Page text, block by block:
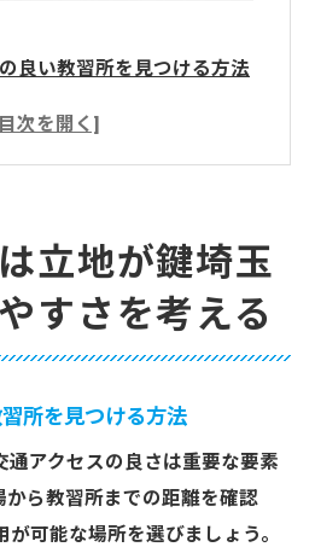
良い教習所を見つける方法
びの効率を高める理由
その重要性
を軽減するための工夫
埼玉県での運転技術向上の
ーター導入の利点とは
種類を確認する方法
活用で学ぶ効率をアップ
立地が鍵埼玉
すさを考える
所を見つける方法
通アクセスの良さは重要な要素
から教習所までの距離を確認
可能な場所を選びましょう。